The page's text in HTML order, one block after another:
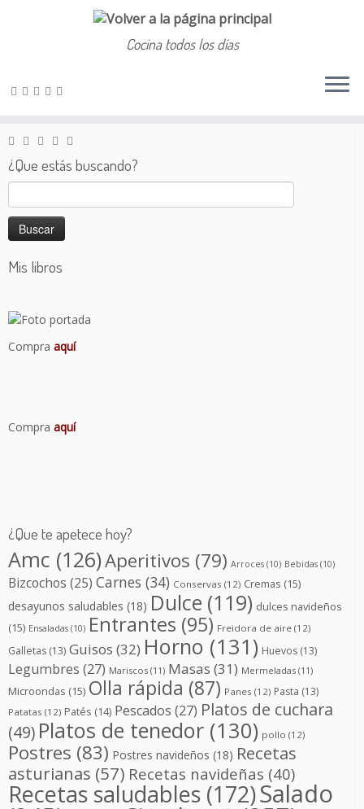
Saltar
Cocina todos los días
¿Que estás buscando?
Buscar:
Mis libros
Compra aquí
Compra aquí
¿Que te apetece hoy?
Amc (126)Aperitivos (79) Arroces (10) Bebidas (10)
Bizcochos (25) Carnes (34) Conservas (12) Cremas (15)
desayunos saludables (18) Dulce (119) dulces navideños
(15) Ensaladas (10) Entrantes (95) Freidora de aire (12)
Galletas (13) Guisos (32) Horno (131) Huevos (13)
Legumbres (27) Mariscos (11) Masas (31) Mermeladas (11)
Microondas (15) Olla rápida (87) Panes (12) Pasta (13)
Patatas (12) Patés (14) Pescados (27) Platos de cuchara
(49) Platos de tenedor (130) pollo (12)
Postres (83) Postres navideños (18) Recetas
asturianas (57) Recetas navideñas (40)
Recetas saludables (172)Salado